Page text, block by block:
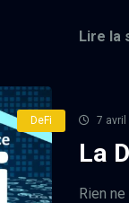
Lire la
DeFi 7 avril
La
Rien